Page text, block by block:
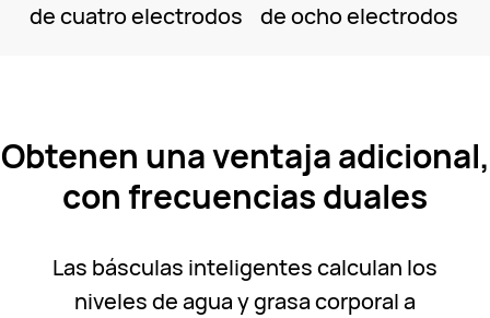
de cuatro electrodos
de ocho electrodos
Obtenen una ventaja adicional,
con frecuencias duales
Las básculas inteligentes calculan los
niveles de agua y grasa corporal a